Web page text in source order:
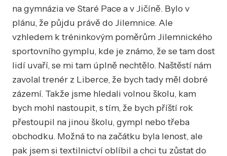
na gymnázia ve Staré Pace a v Jičíně. Bylo v
plánu, že půjdu právě do Jilemnice. Ale
vzhledem k tréninkovým poměrům Jilemnického
sportovního gymplu, kde je známo, že se tam dost
lidí uvaří, se mi tam úplně nechtělo. Naštěstí nám
zavolal trenér z Liberce, že bych tady měl dobré
zázemí. Takže jsme hledali volnou školu, kam
bych mohl nastoupit, s tím, že bych příští rok
přestoupil na jinou školu, gympl nebo třeba
obchodku. Možná to na začátku byla lenost, ale
pak jsem si textilnictví oblíbil a chci tu zůstat do